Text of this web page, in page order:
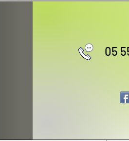
05